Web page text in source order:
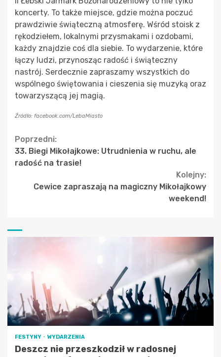
koncerty. To także miejsce, gdzie można poczuć
prawdziwie świąteczną atmosferę. Wśród stoisk z
rękodziełem, lokalnymi przysmakami i ozdobami,
każdy znajdzie coś dla siebie. To wydarzenie, które
łączy ludzi, przynosząc radość i świąteczny
nastrój. Serdecznie zapraszamy wszystkich do
wspólnego świętowania i cieszenia się muzyką oraz
towarzyszącą jej magią.
Źródło: facebook.com/LebaMiasto
Continue
Reading
Poprzedni:
33. Biegi Mikołajkowe: Utrudnienia w ruchu, ale
radość na trasie!
Kolejny:
Cewice zapraszają na magiczny Mikołajkowy
weekend!
FESTYNY WYDARZENIA
Deszcz nie przeszkodził w radosnej